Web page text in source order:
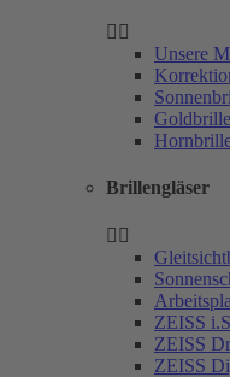
Unsere
Brillengläser
ZEISS
ZEISS
ZEISS